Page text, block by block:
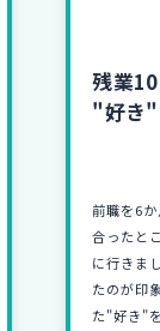
フリー
彼女に
恥ずかし
に就職し
んだ経験
がしたい
では友人